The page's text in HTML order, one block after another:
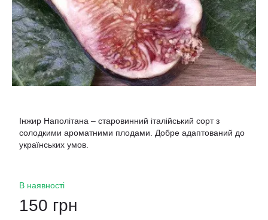
Інжир Наполітана – старовинний італійський сорт з
солодкими ароматними плодами. Добре адаптований до
українських умов.
В наявності
150 грн